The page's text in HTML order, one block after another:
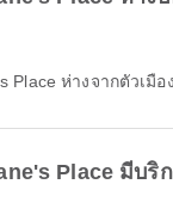
Place ห่างจากตัวเมื
Place มีบริ